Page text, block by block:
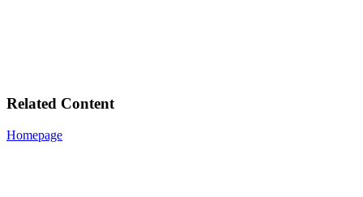
Related Content
Homepage